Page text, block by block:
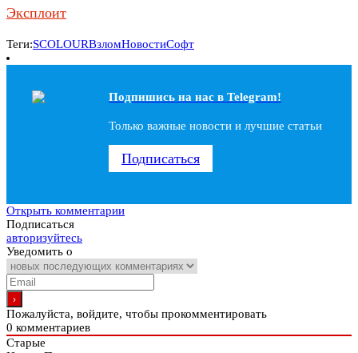
Эксплоит
Теги:SCOLOURВзломНовостиСофт
Подпишись на наc в Telegram!
Только важные новости и лучшие статьи
Подписаться
Открыть комментарии
Подписаться
авторизуйтесь
Уведомить о
Пожалуйста, войдите, чтобы прокомментировать
0 комментариев
Старые